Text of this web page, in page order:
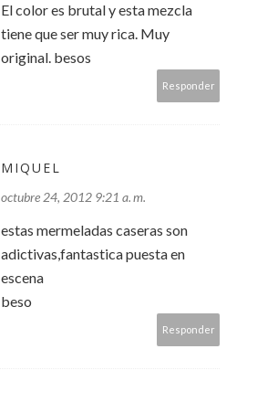
El color es brutal y esta mezcla
tiene que ser muy rica. Muy
original. besos
Responder
MIQUEL
octubre 24, 2012 9:21 a. m.
estas mermeladas caseras son
adictivas,fantastica puesta en
escena
beso
Responder